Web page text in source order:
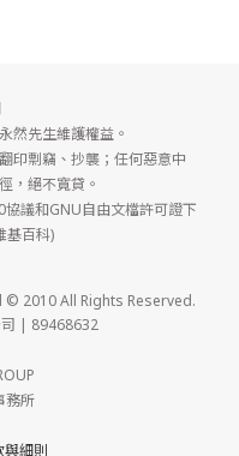
然先生維護權益。
印剽竊、抄襲；任何惡意中
，絕不寬貸。
議和GNU自由文檔許可證下
基百科)
2010 All Rights Reserved.
司 | 89468632
務所
與細則